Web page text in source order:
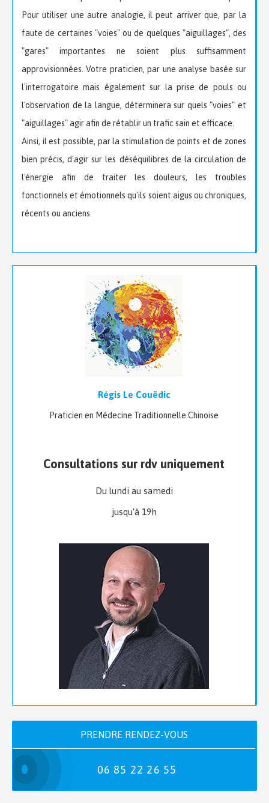
Pour utiliser une autre analogie, il peut arriver que, par la
faute de certaines "voies" ou de quelques "aiguillages", des
"gares" importantes ne soient plus suffisamment
approvisionnées. Votre praticien, par une analyse basée sur
l'interrogatoire mais également sur la prise de pouls ou
l'observation de la langue, déterminera sur quels "voies" et
"aiguillages" agir afin de rétablir un trafic sain et efficace.
Ainsi, il est possible, par la stimulation de points et de zones
bien précis, d'agir sur les déséquilibres de la circulation de
l'énergie afin de traiter les douleurs, les troubles
fonctionnels et émotionnels qu'ils soient aigus ou chroniques,
récents ou anciens.
Régis Le Couëdic
Praticien en Médecine Traditionnelle Chinoise
Consultations sur rdv uniquement
Du lundi au samedi
jusqu'à 19h
PRENDRE RENDEZ-VOUS
06 85 22 26 55